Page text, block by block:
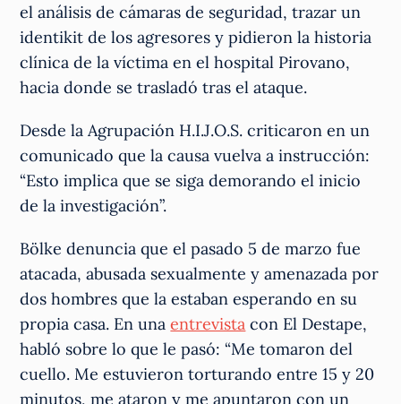
el análisis de cámaras de seguridad, trazar un
identikit de los agresores y pidieron la historia
clínica de la víctima en el hospital Pirovano,
hacia donde se trasladó tras el ataque.
Desde la Agrupación H.I.J.O.S. criticaron en un
comunicado que la causa vuelva a instrucción:
“Esto implica que se siga demorando el inicio
de la investigación”.
Bölke denuncia que el pasado 5 de marzo fue
atacada, abusada sexualmente y amenazada por
dos hombres que la estaban esperando en su
propia casa. En unaentrevista con El Destape,
habló sobre lo que le pasó: “Me tomaron del
cuello. Me estuvieron torturando entre 15 y 20
minutos, me ataron y me apuntaron con un